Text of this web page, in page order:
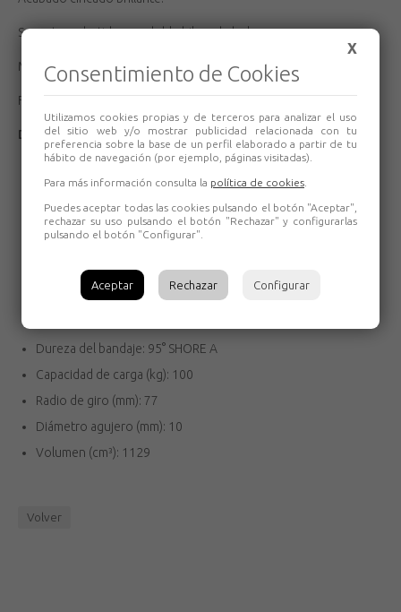
Soporte embutido con doble hilera de bolas.
Modelo de uso universal para cargas medias.
Fabricadas según normas europeas EN 12530/12532.
DETALLES TÉCNICOS:
Diámetro (mm): 80
Altura total (mm): 104
Tipo Soporte: Giratorio
Tipo Fijación: Agujero pasante
Tipo Freno: Freno Rueda y Soporte
Dureza del bandaje: 95° SHORE A
Capacidad de carga (kg): 100
Radio de giro (mm): 77
Diámetro agujero (mm): 10
Volumen (cm³): 1129
Volver
X
Consentimiento de Cookies
Utilizamos cookies propias y de terceros para analizar el uso
del sitio web y/o mostrar publicidad relacionada con tu
preferencia sobre la base de un perfil elaborado a partir de tu
hábito de navegación (por ejemplo, páginas visitadas).
Para más información consulta la política de cookies
Puedes aceptar todas las cookies pulsando el botón "Aceptar",
rechazar su uso pulsando el botón "Rechazar" y configurarlas
pulsando el botón "Configurar".
Aceptar Rechazar Configurar